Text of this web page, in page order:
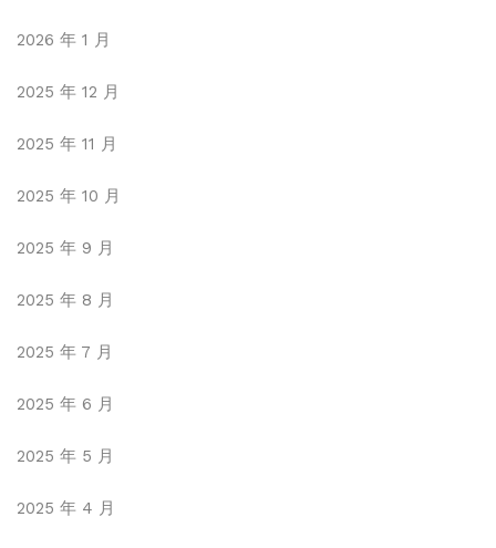
2026 年 1 月
2025 年 12 月
2025 年 11 月
2025 年 10 月
2025 年 9 月
2025 年 8 月
2025 年 7 月
2025 年 6 月
2025 年 5 月
2025 年 4 月